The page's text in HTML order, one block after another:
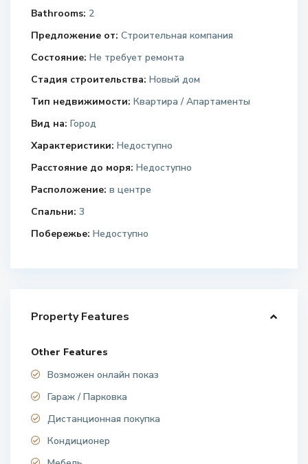
Bathrooms: 2
Предложение от: Строительная компания
Состояние: Не требует ремонта
Стадия строительства: Новый дом
Тип недвижимости: Квартира / Апартаменты
Вид на: Город
Характеристики: Недоступно
Расстояние до моря: Недоступно
Расположение: в центре
Спальни: 3
Побережье: Недоступно
Property Features
Other Features
Возможен онлайн показ
Гараж / Парковка
Дистанционная покупка
Кондиционер